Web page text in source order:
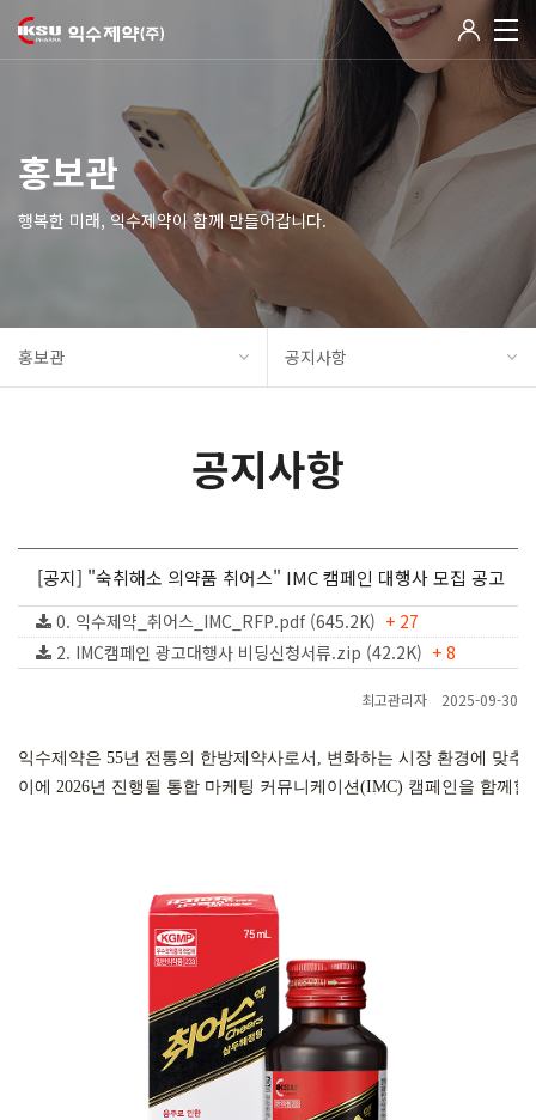
홍보관
행복한 미래, 익수제약이 함께 만들어갑니다.
홍보관 공지사항
공지사항
[공지] "숙취해소 의약품 취어스" IMC 캠페인 대행사 모집 공고
0. 익수제약_취어스_IMC_RFP.pdf (645.2K) + 27
2. IMC캠페인 광고대행사 비딩신청서류.zip (42.2K) + 8
최고관리자 2025-09-30
익수제약은 55년 전통의 한방제약사로서, 변화하는 시장 환경에 맞